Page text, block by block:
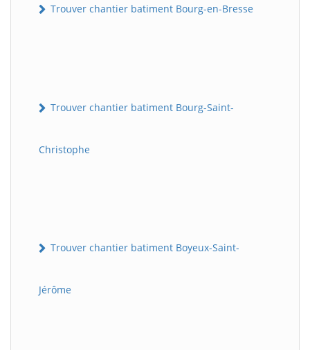
Trouver chantier batiment Bourg-en-Bresse
Trouver chantier batiment Bourg-Saint-
Christophe
Trouver chantier batiment Boyeux-Saint-
Jérôme